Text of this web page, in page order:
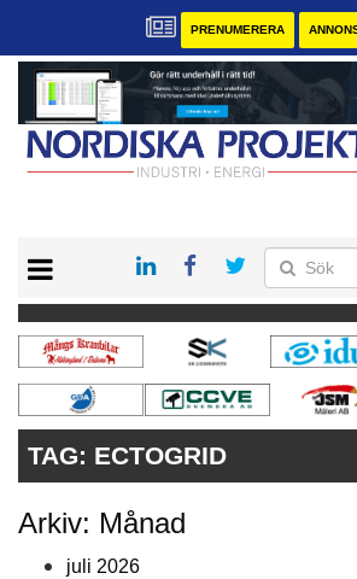
PRENUMERERA
KONTAKT
VÅRA ANDRA MAGASIN
PRENUMERERA
ANNONSERA
TAG: ECTOGRID
Arkiv: Månad
juli 2026